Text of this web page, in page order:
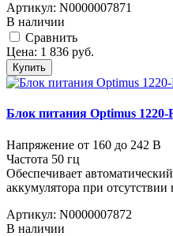
Артикул: N0000007871
В наличии
Cравнить
Цена: 1 836 руб.
Купить
Блок питания Optimus 1220-
Напряжение от 160 до 242 В
Частота 50 гц
Обеспечивает
аккумулятора при отсутствии
Артикул: N0000007872
В наличии